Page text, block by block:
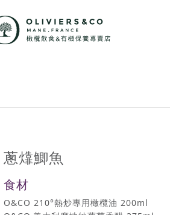
蔥㸆鯽魚
食材
O&CO 210°熱炒專用橄欖油 200ml